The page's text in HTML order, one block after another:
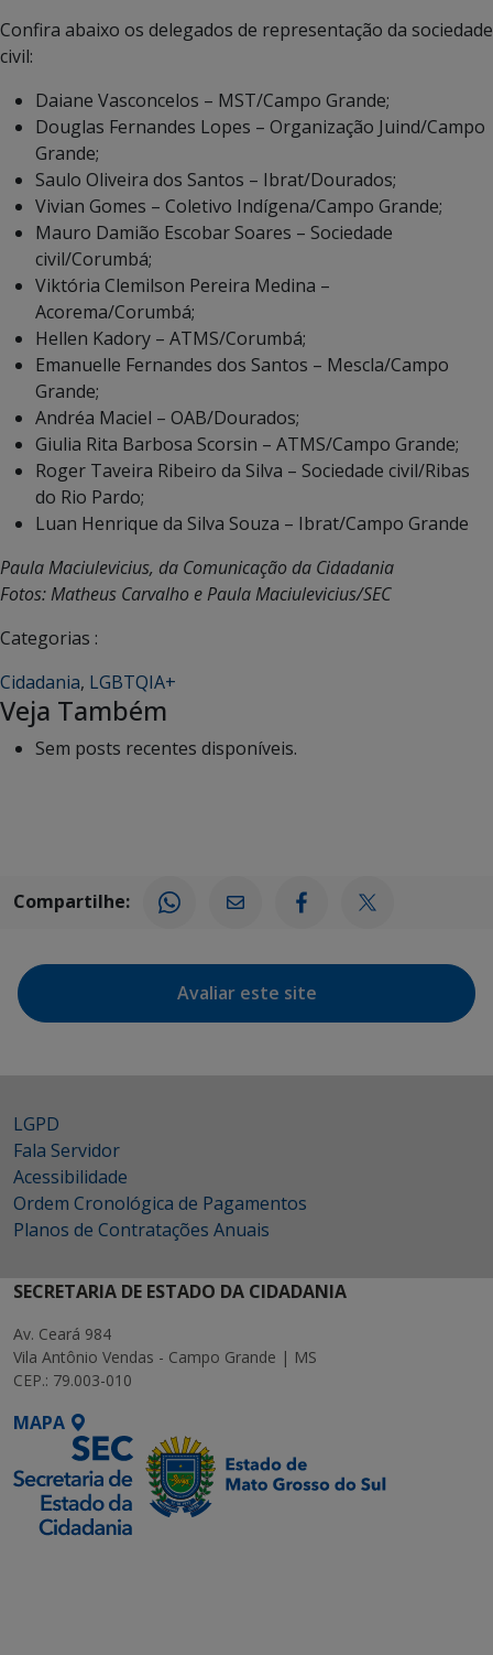
Confira abaixo os delegados de representação da sociedade
civil:
Daiane Vasconcelos – MST/Campo Grande;
Douglas Fernandes Lopes – Organização Juind/Campo
Grande;
Saulo Oliveira dos Santos – Ibrat/Dourados;
Vivian Gomes – Coletivo Indígena/Campo Grande;
Mauro Damião Escobar Soares – Sociedade
civil/Corumbá;
Viktória Clemilson Pereira Medina –
Acorema/Corumbá;
Hellen Kadory – ATMS/Corumbá;
Emanuelle Fernandes dos Santos – Mescla/Campo
Grande;
Andréa Maciel – OAB/Dourados;
Giulia Rita Barbosa Scorsin – ATMS/Campo Grande;
Roger Taveira Ribeiro da Silva – Sociedade civil/Ribas
do Rio Pardo;
Luan Henrique da Silva Souza – Ibrat/Campo Grande
Paula Maciulevicius, da Comunicação da Cidadania
Fotos: Matheus Carvalho e Paula Maciulevicius/SEC
Categorias :
Cidadania, LGBTQIA+
Veja Também
Sem posts recentes disponíveis.
Compartilhe:
Avaliar este site
LGPD
Fala Servidor
Acessibilidade
Ordem Cronológica de Pagamentos
Planos de Contratações Anuais
SECRETARIA DE ESTADO DA CIDADANIA
Av. Ceará 984
Vila Antônio Vendas - Campo Grande | MS
CEP.: 79.003-010
MAPA